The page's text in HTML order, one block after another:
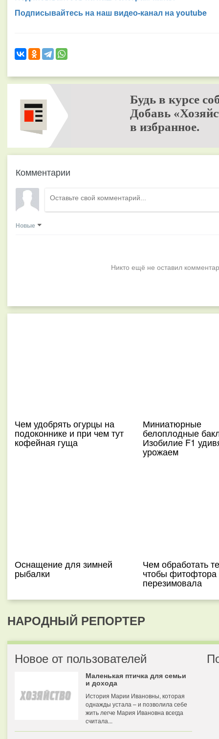
Подписывайтесь на наш видео-канал на youtube
Будь в курсе
Добавь
в избранное.
Комментарии
Новые
Никто ещё не оставил
Чем удобрять огурцы на
подоконнике и при чем тут
кофейная гуща
Миниатюрные
белоплодные
Изобилие F1
урожаем
Оснащение для зимней
рыбалки
Чем обработать
чтобы фитофтора
перезимовала
НАРОДНЫЙ РЕПОРТЕР
Новое от пользователей
Маленькая птичка для семьи
и дохода
История Марии Ивановны, которая
однажды устала – и позволила себе
жить легче Мария Ивановна всегда
считала...